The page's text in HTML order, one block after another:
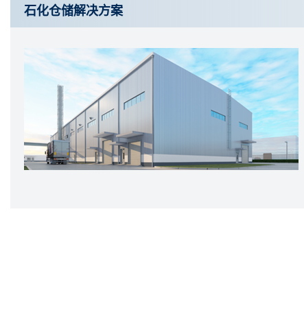
石化仓储解决方案